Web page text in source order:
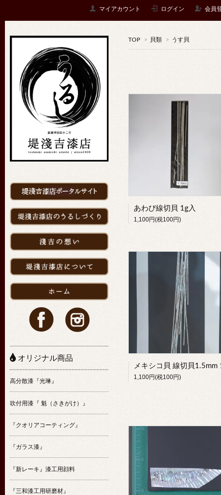
マイアカウント ログイン 会員
TOP > 貝類 > うす貝
あわび線切貝 1g入
1,100円(税100円)
1,100円(税100円)
オリジナル商品
高分散漆『光琳』
吹付用漆『 魁（さきがけ）』
『クオリアコーティング』
『ガラス漆』
『新レーキ』漆工用顔料
『三和漆工用研磨材』